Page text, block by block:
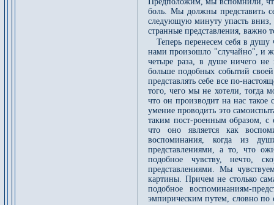
боль. Мы должны представить
следующую минуту упасть вниз,
странные представления, важно
Теперь перенесем себя в душу
нами произошло "случайно", и
четыре раза, в душе ничего не
больше подобных событий
представлять себе все по-
того, чего мы не хотели, тогда
что он производит на нас такое
умение проводить это
таким пост-роенным образом, с
что оно является как
воспоминания, когда из
представлениями, а то, что
подобное чувству, нечто,
представлениями. Мы
картины. Причем не столько
подобное воспоминаниям-
эмпирическим путем, словно по